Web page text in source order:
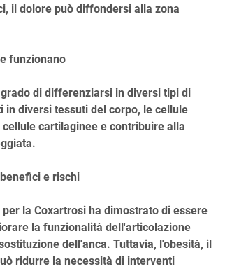
il dolore può diffondersi alla zona
funzionano
di differenziarsi in diversi tipi di
diversi tessuti del corpo, le cellule
cartilaginee e contribuire alla
e rischi
la Coxartrosi ha dimostrato di essere
la funzionalità dell'articolazione
dell'anca. Tuttavia, l'obesità, il
ridurre la necessità di interventi